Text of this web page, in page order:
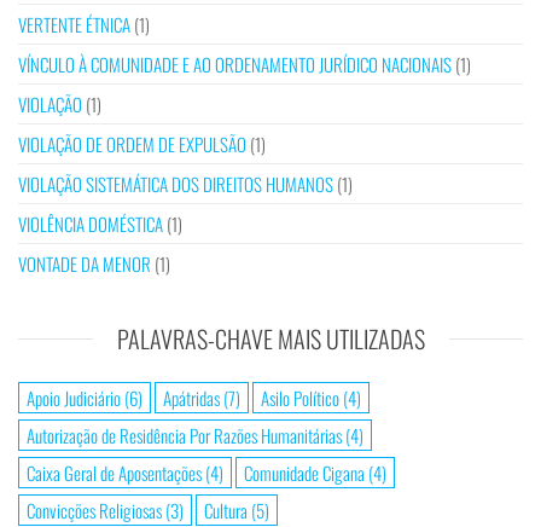
VERTENTE ÉTNICA(1)
VÍNCULO À COMUNIDADE E AO ORDENAMENTO JURÍDICO NACIONAIS(1)
VIOLAÇÃO (1)
VIOLAÇÃO DE ORDEM DE EXPULSÃO (1)
VIOLAÇÃO SISTEMÁTICA DOS DIREITOS HUMANOS(1)
VIOLÊNCIA DOMÉSTICA(1)
VONTADE DA MENOR (1)
PALAVRAS-CHAVE MAIS UTILIZADAS
Apoio Judiciário(6) Apátridas(7) Asilo Político(4)
Autorização de Residência Por Razões Humanitárias(4)
Caixa Geral de Aposentações(4) Comunidade Cigana (4)
Convicções Religiosas(3) Cultura (5)